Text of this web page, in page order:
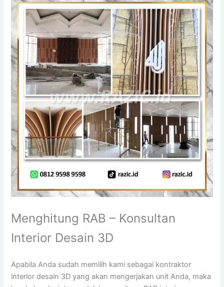
Menghitung RAB – Konsultan
Interior Desain 3D
Apabila Anda sudah memilih kami sebagai kontraktor
interior desain 3D yang akan mengerjakan unit Anda, maka